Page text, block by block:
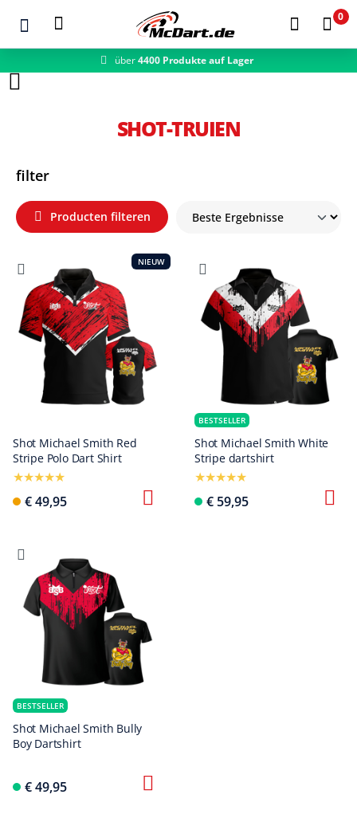
Zum Hauptinhalt springen
0
über4400 Produkte auf Lager
SHOT-TRUIEN
filter
Producten filteren
NIEUW
Shot Michael Smith Red
Stripe Polo Dart Shirt
€ 49,95
BESTSELLER
Shot Michael Smith White
Stripe dartshirt
€ 59,95
BESTSELLER
Shot Michael Smith Bully
Boy Dartshirt
€ 49,95